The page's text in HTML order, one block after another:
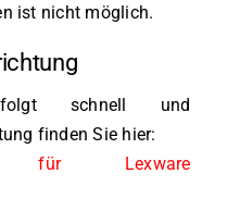
ist nicht möglich.
schnell und
finden Sie hier:
für Lexware